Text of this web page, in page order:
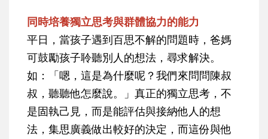
同時培養獨立思考與群體協力的能力
平日，當孩子遇到百思不解的問題時，爸媽
可鼓勵孩子聆聽別人的想法，尋求解決。
如：「嗯，這是為什麼呢？我們來問問陳叔
叔，聽聽他怎麼說。」真正的獨立思考，不
是固執己見，而是能評估與接納他人的想
法，集思廣義做出較好的決定，而這份與他